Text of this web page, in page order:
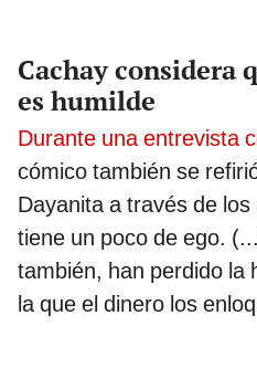
Cachay considera
es humilde
Durante una entrevista
cómico también se
Dayanita a través de
tiene un poco de ego.
también, han perdido la
la que el dinero los